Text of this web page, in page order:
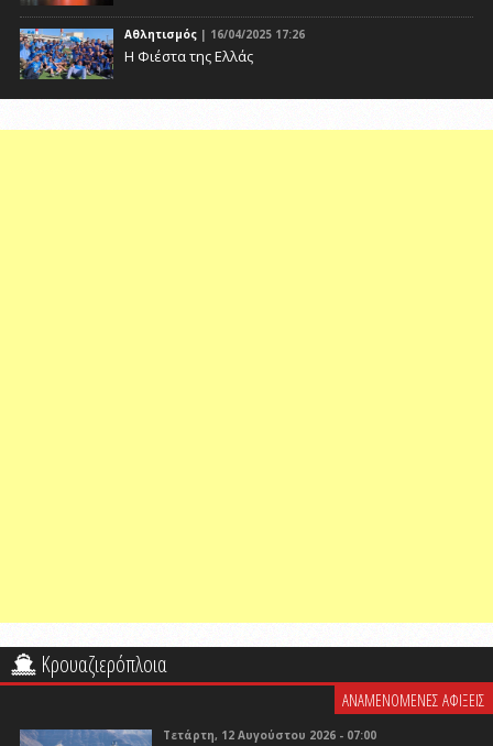
Αθλητισμός | 16/04/2025 17:26
Η Φιέστα της Ελλάς
Κρουαζιερόπλοια
ΑΝΑΜΕΝΟΜΕΝΕΣ ΑΦΙΞΕΙΣ
Τετάρτη, 12 Αυγούστου 2026 - 07:00